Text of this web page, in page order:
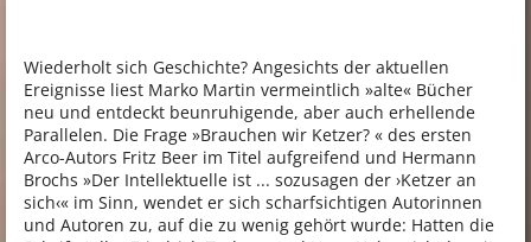
Wiederholt sich Geschichte? Angesichts der aktuellen
Ereignisse liest Marko Martin vermeintlich »alte« Bücher
neu und entdeckt beunruhigende, aber auch erhellende
Parallelen. Die Frage »Brauchen wir Ketzer? « des ersten
Arco-Autors Fritz Beer im Titel aufgreifend und Hermann
Brochs »Der Intellektuelle ist ... sozusagen der ›Ketzer an
sich‹« im Sinn, wendet er sich scharfsichtigen Autorinnen
und Autoren zu, auf die zu wenig gehört wurde: Hatten die